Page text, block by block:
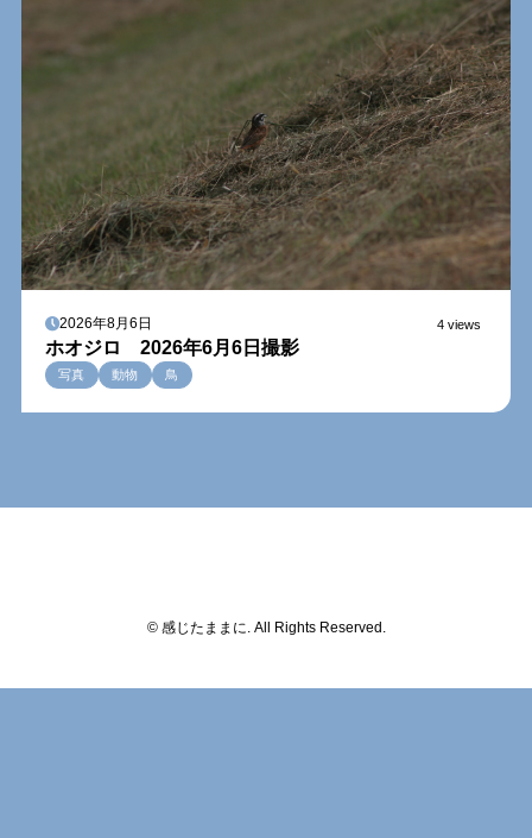
2026年8月6日 4 views
ホオジロ 2026年6月6日撮影
写真 動物 鳥
© 感じたままに. All Rights Reserved.